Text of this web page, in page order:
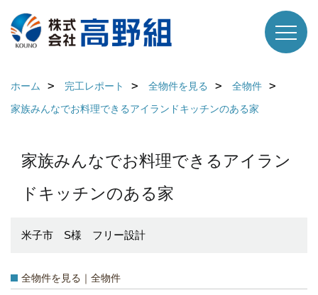
ホーム 完工レポート 全物件を見る
全物件
家族みんなでお料理できるアイランドキッチンのある家
家族みんなでお料理できるアイラン
ドキッチンのある家
米子市 S様 フリー設計
全物件を見る｜全物件